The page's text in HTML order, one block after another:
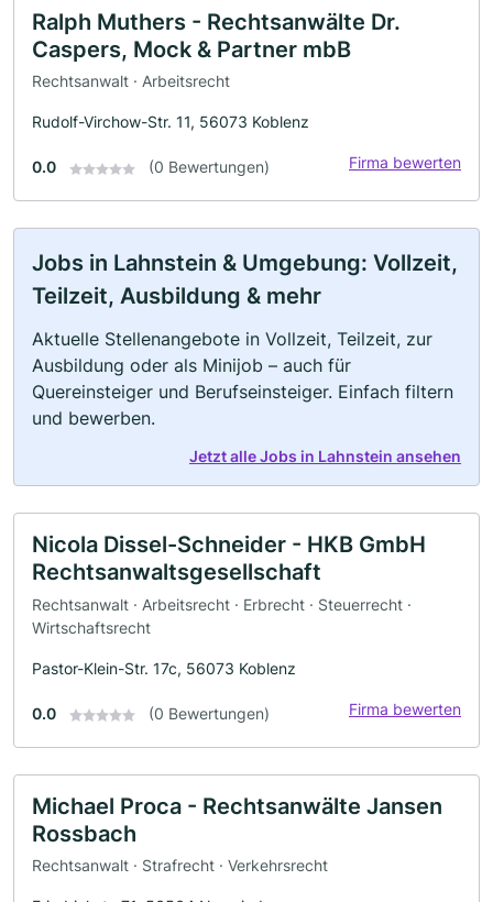
Ralph Muthers - Rechtsanwälte Dr.
Caspers, Mock & Partner mbB
Rechtsanwalt · Arbeitsrecht
Rudolf-Virchow-Str. 11, 56073 Koblenz
0.0 (0 Bewertungen) Firma bewerten
Jobs in Lahnstein & Umgebung: Vollzeit,
Teilzeit, Ausbildung & mehr
Aktuelle Stellenangebote in Vollzeit, Teilzeit, zur
Ausbildung oder als Minijob – auch für
Quereinsteiger und Berufseinsteiger. Einfach filtern
und bewerben.
Jetzt alle Jobs in Lahnstein ansehen
Nicola Dissel-Schneider - HKB GmbH
Rechtsanwaltsgesellschaft
Rechtsanwalt · Arbeitsrecht · Erbrecht · Steuerrecht ·
Wirtschaftsrecht
Pastor-Klein-Str. 17c, 56073 Koblenz
0.0 (0 Bewertungen) Firma bewerten
Michael Proca - Rechtsanwälte Jansen
Rossbach
Rechtsanwalt · Strafrecht · Verkehrsrecht